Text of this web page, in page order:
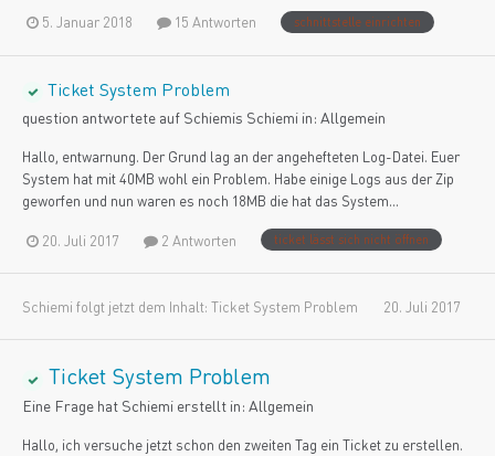
5. Januar 2018 15 Antworten schnittstelle einrichten
Ticket System Problem
question antwortete auf Schiemis Schiemi in: Allgemein
Hallo, entwarnung. Der Grund lag an der angehefteten Log-Datei. Euer
System hat mit 40MB wohl ein Problem. Habe einige Logs aus der Zip
geworfen und nun waren es noch 18MB die hat das System...
20. Juli 2017 2 Antworten ticket lässt sich nicht öffnen
Schiemi folgt jetzt dem Inhalt: Ticket System Problem 20. Juli 2017
Ticket System Problem
Eine Frage hat Schiemi erstellt in: Allgemein
Hallo, ich versuche jetzt schon den zweiten Tag ein Ticket zu erstellen.